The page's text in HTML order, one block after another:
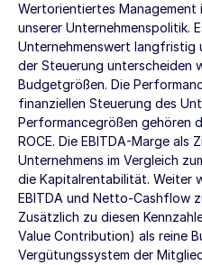
Wertorientiertes
unserer Unternehmenspolitik.
Unternehmenswert langfristig
der Steuerung unterscheiden
Budgetgrößen. Die
finanziellen Steuerung des
Performancegrößen gehören
ROCE. Die EBITDA-Marge
Unternehmens im Vergleich
die Kapitalrentabilität. Weiter
EBITDA und Netto-Cashflow
Zusätzlich zu diesen
Value Contribution) als reine
Vergütungssystem der